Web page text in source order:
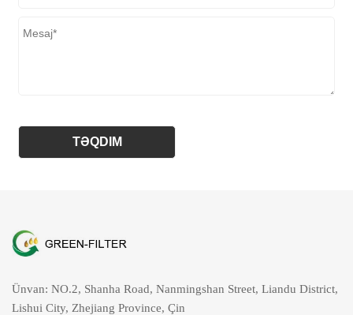
Ünvan: NO.2, Shanha Road, Nanmingshan Street, Liandu District,
Lishui City, Zhejiang Province, Çin